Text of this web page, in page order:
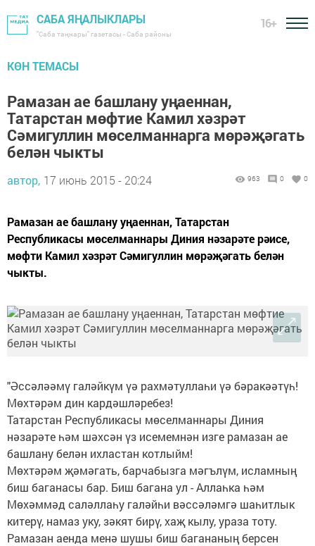
САБА ЯҢАЛЫКЛАРЫ
"Саба таңнары" газетасы - Саба районы
16+
КӨН ТЕМАСЫ
Рамазан ае башлану уңаеннан,
Татарстан мөфтие Камил хәзрәт
Сәмигуллин мөселманнарга мөрәҗәгать
белән чыкты
автор, 17 июнь 2015 - 20:24 963 0 0
Рамазан ае башлану уңаеннан, Татарстан
Республикасы мөселманнары Диния нәзарәте рәисе,
мөфти Камил хәзрәт Сәмигуллин мөрәҗәгать белән
чыкты.
"Әссәләәмү галәйкүм үә рахмәтуллаһи үә бәракәәтүһ!
Мөхтәрәм дин кардәшләребез!
Татарстан Республикасы мөселманнары Диния
нәзарәте һәм шәхсән үз исемемнән изге рамазан ае
башлану белән ихластан котлыйм!
Мөхтәрәм җәмәгать, барчабызга мәгълүм, исламның
биш баганасы бар. Биш багана ул - Аллаһка һәм
Мөхәммәд саләллаһу галәйһи вәссәләмгә шаһитлык
китерү, намаз уку, зәкят бирү, хаҗ кылу, ураза тоту.
Рамазан аенда менә шушы биш багананың берсен